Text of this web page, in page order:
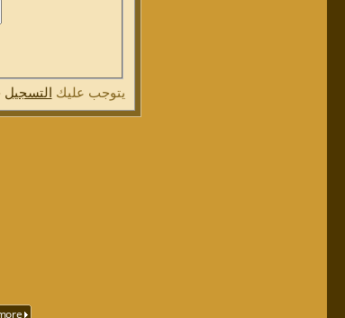
يتوجب عليك التسجيل